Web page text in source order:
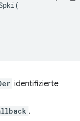
(
identifizierte
.